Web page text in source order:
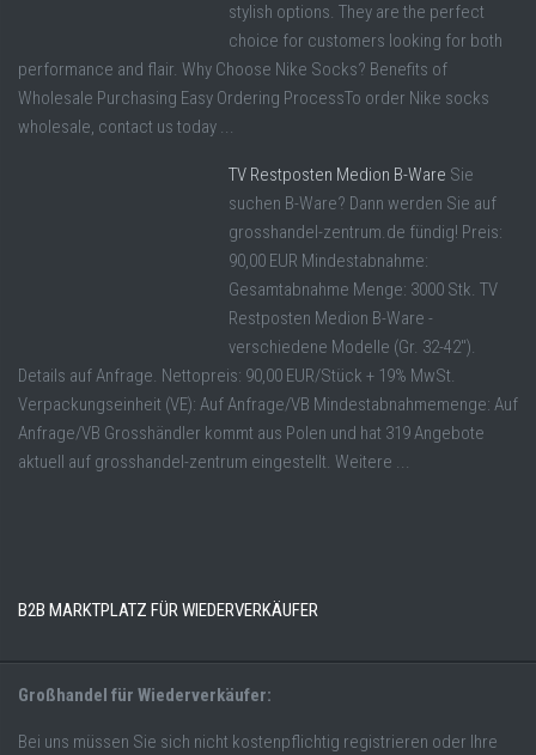
stylish options. They are the perfect
choice for customers looking for both
performance and flair. Why Choose Nike Socks? Benefits of
Wholesale Purchasing Easy Ordering ProcessTo order Nike socks
wholesale, contact us today ...
TV Restposten Medion B-Ware Sie
suchen B-Ware? Dann werden Sie auf
grosshandel-zentrum.de fündig! Preis:
90,00 EUR Mindestabnahme:
Gesamtabnahme Menge: 3000 Stk. TV
Restposten Medion B-Ware -
verschiedene Modelle (Gr. 32-42").
Details auf Anfrage. Nettopreis: 90,00 EUR/Stück + 19% MwSt.
Verpackungseinheit (VE): Auf Anfrage/VB Mindestabnahmemenge: Auf
Anfrage/VB Grosshändler kommt aus Polen und hat 319 Angebote
aktuell auf grosshandel-zentrum eingestellt. Weitere ...
B2B MARKTPLATZ FÜR WIEDERVERKÄUFER
Großhandel für Wiederverkäufer:
Bei uns müssen Sie sich nicht kostenpflichtig registrieren oder Ihre